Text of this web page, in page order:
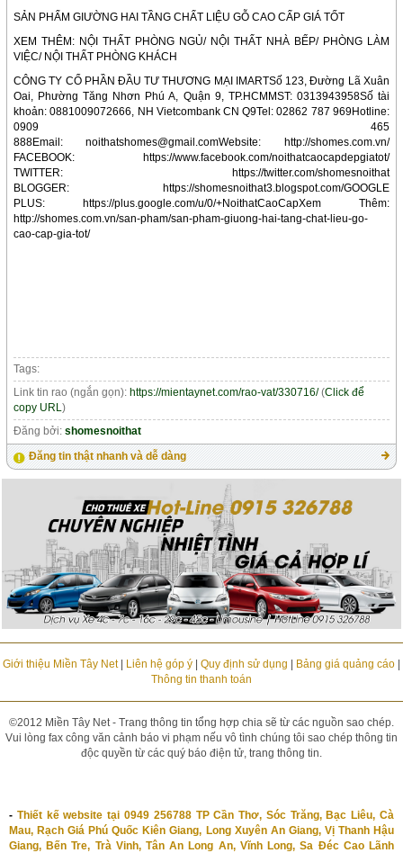
SẢN PHẨM GIƯỜNG HAI TẦNG CHẤT LIỆU GỖ CAO CẤP GIÁ TỐT
XEM THÊM: NỘI THẤT PHÒNG NGỦ/ NỘI THẤT NHÀ BẾP/ PHÒNG LÀM
VIỆC/ NỘI THẤT PHÒNG KHÁCH
CÔNG TY CỔ PHẦN ĐẦU TƯ THƯƠNG MẠI IMARTSố 123, Đường Lã Xuân
Oai, Phường Tăng Nhơn Phú A, Quận 9, TP.HCMMST: 0313943958Số tài
khoản: 0881009072666, NH Vietcombank CN Q9Tel: 02862 787 969Hotline:
0909 465
888Email: noithatshomes@gmail.comWebsite: http://shomes.com.vn/
FACEBOOK: https://www.facebook.com/noithatcaocapdepgiatot/
TWITTER: https://twitter.com/shomesnoithat
BLOGGER: https://shomesnoithat3.blogspot.com/GOOGLE
PLUS: https://plus.google.com/u/0/+NoithatCaoCapXem Thêm:
http://shomes.com.vn/san-pham/san-pham-giuong-hai-tang-chat-lieu-go-
cao-cap-gia-tot/
Tags:
Link tin rao (ngắn gọn): https://mientaynet.com/rao-vat/330716/(Click để
copy URL)
Đăng bởi:shomesnoithat
Đăng tin thật nhanh và dễ dàng
Giới thiệu Miền Tây Net| Liên hệ góp ý| Quy định sử dụng Bảng giá quảng cáo|
Thông tin thanh toán
©2012 Miền Tây Net - Trang thông tin tổng hợp chia sẽ từ các nguồn sao chép.
Vui lòng fax công văn cảnh báo vi phạm nếu vô tình chúng tôi sao chép thông tin
độc quyền từ các quý báo điện tử, trang thông tin.
- Thiết kế website tại 0949 256788 TP Cần Thơ, Sóc Trăng, Bạc Liêu, Cà
Mau, Rạch Giá Phú Quốc Kiên Giang, Long Xuyên An Giang, Vị Thanh Hậu
Giang, Bến Tre, Trà Vinh, Tân An Long An, Vĩnh Long, Sa Đéc Cao Lãnh